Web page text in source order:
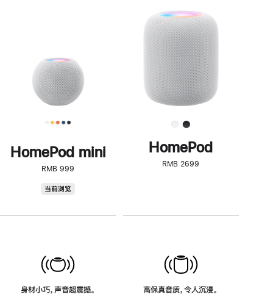
HomePod mini
RMB 999
当前浏览
身材小巧，声音超震撼。
步
了
解
HomePod<
HomePod
RMB 2699
高保真音质，令人沉浸。